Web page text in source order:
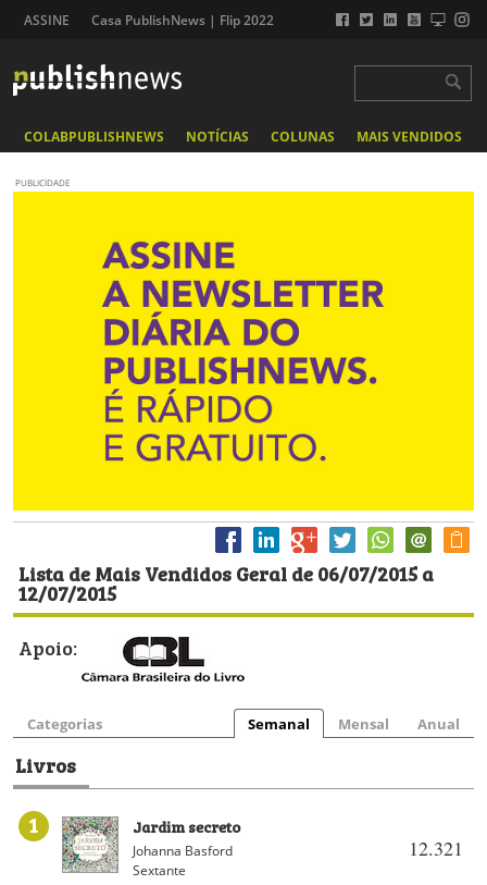
ASSINE Casa PublishNews | Flip 2022
COLABPUBLISHNEWS NOTÍCIAS COLUNAS MAIS VENDIDOS
PUBLICIDADE
Lista de Mais Vendidos Geral de 06/07/2015 a
12/07/2015
Apoio:
Categorias Semanal Mensal Anual
Livros
1
12.321
Jardim secreto
Johanna Basford
Sextante